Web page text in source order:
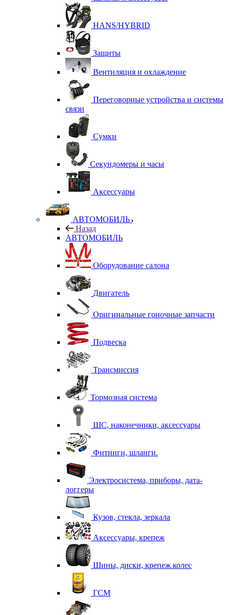
HANS/HYBRID
Защиты
Вентиляция и охлаждение
Переговорные устройства и системы
связи
Сумки
Секундомеры и часы
Аксессуары
АВТОМОБИЛЬ
Назад
АВТОМОБИЛЬ
Оборудование салона
Двигатель
Оригинальные гоночные запчасти
Подвеска
Трансмиссия
Тормозная система
ШС, наконечники, аксессуары
Фитинги, шланги.
Электросистема, приборы, дата-
логгеры
Кузов, стекла, зеркала
Аксессуары, крепеж
Шины, диски, крепеж колес
ГСМ